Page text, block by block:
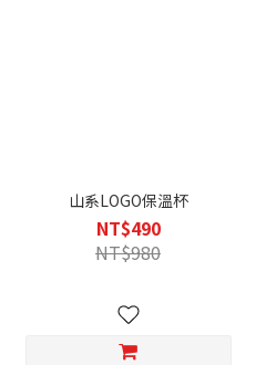
山系LOGO保溫杯
NT$490
NT$980